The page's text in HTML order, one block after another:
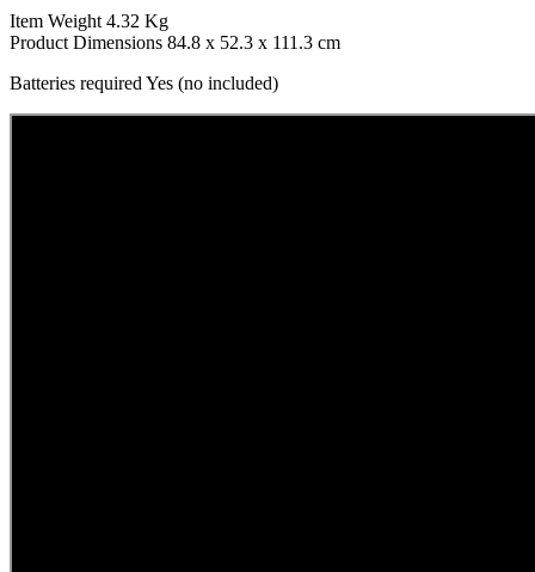
Item Weight 4.32 Kg
Product Dimensions 84.8 x 52.3 x 111.3 cm
Batteries required Yes (no included)